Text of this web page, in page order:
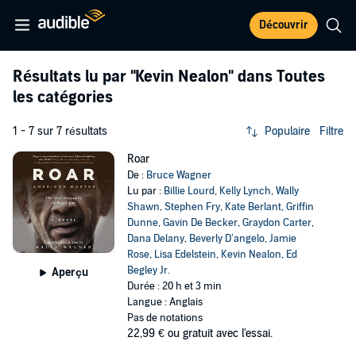
Découvrir
Résultats lu par "Kevin Nealon" dans Toutes
les catégories
1 - 7 sur 7 résultats Populaire Filtre
Aperçu
Roar
De : Bruce Wagner
Lu par : Billie Lourd, Kelly Lynch,Wally
Shawn,Stephen Fry, Kate Berlant,Griffin
Dunne,Gavin De Becker,Graydon Carter,
Dana Delany, Beverly D’angelo,Jamie
Rose, Lisa Edelstein, Kevin Nealon, Ed
Begley Jr.
Durée : 20 h et 3 min
Langue : Anglais
Pas de notations
22,99 € ou gratuit avec l'essai.